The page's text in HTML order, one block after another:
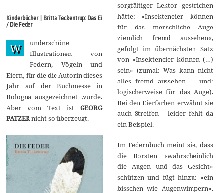
a
i
2
1
8
Kinderbücher | Britta Teckentrup: Das Ei
/ Die Feder
W
underschöne
Illustrationen von
Federn, Vögeln und
Eiern, für die die Autorin dieses
Jahr auf der Buchmesse in
Bologna ausgezeichnet wurde.
Aber vom Text istGEORG
PATZERnicht so überzeugt.
sorgfältiger Lektor gestrichen
hätte: »Insekteneier können
für das menschliche Auge
ziemlich fremd aussehen«,
gefolgt im übernächsten Satz
von »Insekteneier können (…)
sein« (zumal: Was kann nicht
alles fremd aussehen … und:
logischerweise für das Auge).
Bei den Eierfarben erwähnt sie
auch Streifen – leider fehlt da
ein Beispiel.
Im Federnbuch meint sie, dass
die Borsten »wahrscheinlich
die Augen und das Gesicht«
schützen und fügt hinzu: »ein
bisschen wie Augenwimpern«.